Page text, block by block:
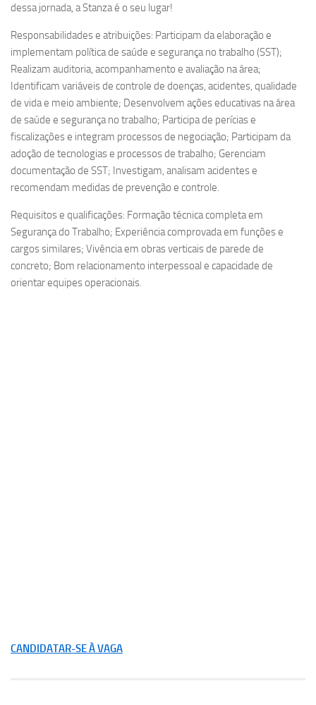
dessa jornada, a Stanza é o seu lugar!
Responsabilidades e atribuições: Participam da elaboração e
implementam política de saúde e segurança no trabalho (SST);
Realizam auditoria, acompanhamento e avaliação na área;
Identificam variáveis de controle de doenças, acidentes, qualidade
de vida e meio ambiente; Desenvolvem ações educativas na área
de saúde e segurança no trabalho; Participa de perícias e
fiscalizações e integram processos de negociação; Participam da
adoção de tecnologias e processos de trabalho; Gerenciam
documentação de SST; Investigam, analisam acidentes e
recomendam medidas de prevenção e controle.
Requisitos e qualificações: Formação técnica completa em
Segurança do Trabalho; Experiência comprovada em funções e
cargos similares; Vivência em obras verticais de parede de
concreto; Bom relacionamento interpessoal e capacidade de
orientar equipes operacionais.
CANDIDATAR-SE À VAGA